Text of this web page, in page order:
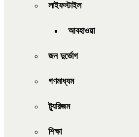
লাইফস্টাইল
আবহাওয়া
জন দুর্ভোগ
গণমাধ্যম
ট্যুরিজম
শিক্ষা